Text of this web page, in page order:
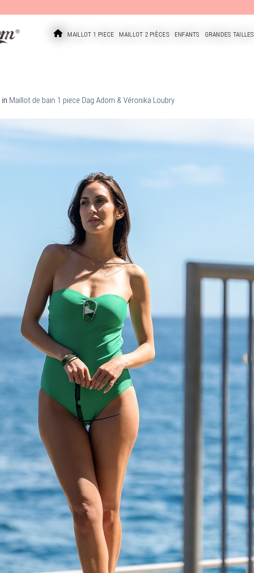
ACCUEILMAILLOT 1 PIECE MAILLOT 2 PIÈCES ENFANTS GRANDES TAILLES
in Maillot de bain 1 piece Dag Adom & Véronika Loubry